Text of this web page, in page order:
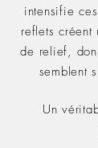
intensifie
reflets
de relief,
semblent
Un